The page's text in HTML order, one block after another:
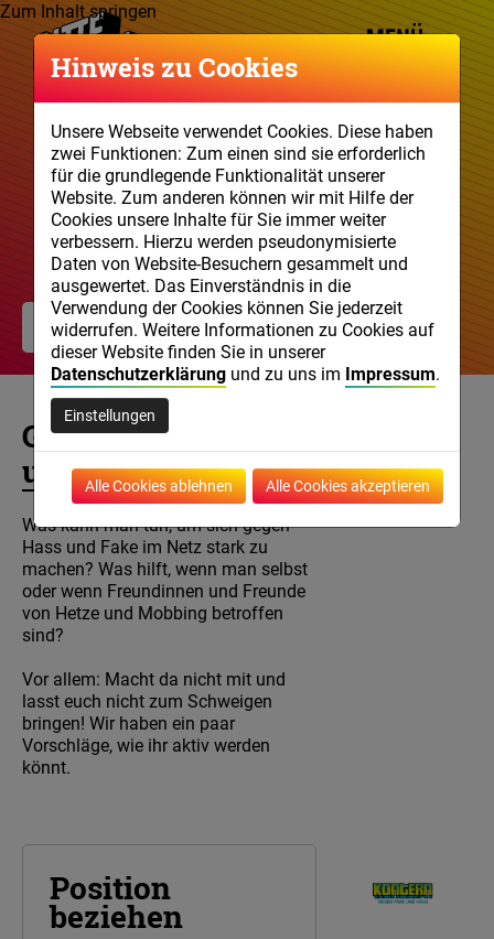
Zum Inhalt springen
Haltung zeigen
Gegen Hatespeech
und Fake News!
Was kann man tun, um sich gegen
Hass und Fake im Netz stark zu
machen? Was hilft, wenn man selbst
oder wenn Freundinnen und Freunde
von Hetze und Mobbing betroffen
sind?
Vor allem: Macht da nicht mit und
lasst euch nicht zum Schweigen
bringen! Wir haben ein paar
Vorschläge, wie ihr aktiv werden
könnt.
Position
beziehen
Hinweis zu Cookies
Unsere Webseite verwendet Cookies. Diese haben
zwei Funktionen: Zum einen sind sie erforderlich
für die grundlegende Funktionalität unserer
Website. Zum anderen können wir mit Hilfe der
Cookies unsere Inhalte für Sie immer weiter
verbessern. Hierzu werden pseudonymisierte
Daten von Website-Besuchern gesammelt und
ausgewertet. Das Einverständnis in die
Verwendung der Cookies können Sie jederzeit
widerrufen. Weitere Informationen zu Cookies auf
dieser Website finden Sie in unserer
Datenschutzerklärung und zu uns im Impressum.
Einstellungen
Alle Cookies ablehnen Alle Cookies akzeptieren